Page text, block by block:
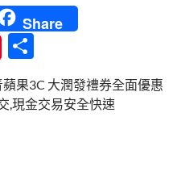
Share
享
蘋果3C 大潤發禮券全面優惠
,現金交易安全快速